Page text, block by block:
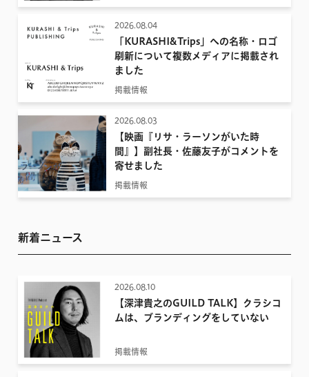
2026.08.04
「KURASHI&Trips」への名称・ロゴ
刷新について複数メディアに掲載され
ました
掲載情報
2026.08.03
【映画『リサ・ラーソンがいた時
間』】副社長・佐藤友子がコメントを
寄せました
掲載情報
新着ニュース
2026.08.10
【深津貴之のGUILD TALK】クラシコ
ムは、ブランディングをしていない
掲載情報